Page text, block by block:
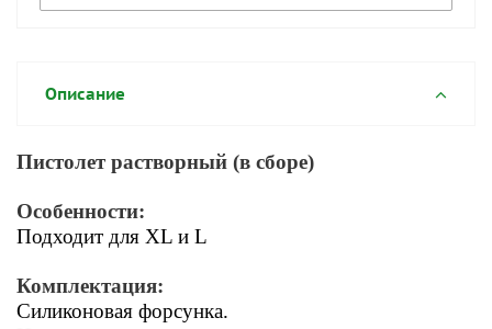
Описание
Пистолет растворный (в сборе)
Особенности:
Подходит для XL и L
Комплектация:
Силиконовая форсунка.